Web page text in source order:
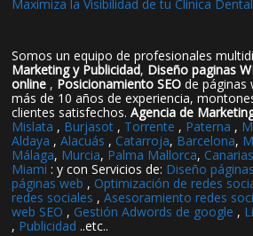
Maximiza la Visibilidad de tu Clínica
Somos un equipo de profesionales
Marketing y Publicidad, Diseño paginas
online , Posicionamiento SEO de páginas
más de 10 años de experiencia,
clientes satisfechos.Agencia de
Mislata , Burjasot , Torrente , Paterna ,
Aldaya ,Alacuás , Catarroja, Barcelona,
Málaga, Murcia, Palma Mallorca, Canarias
Miami : y con Servicios de: Diseño
páginas web , Optimización de redes
redes sociales ,Asesoramiento redes
web SEO , Gestión Adwords de google ,
, Publicidad ..etc..